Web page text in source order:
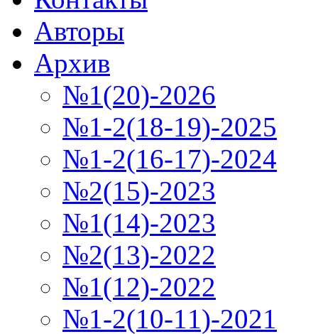
Авторы
Архив
№1(20)-2026
№1-2(18-19)-2025
№1-2(16-17)-2024
№2(15)-2023
№1(14)-2023
№2(13)-2022
№1(12)-2022
№1-2(10-11)-2021